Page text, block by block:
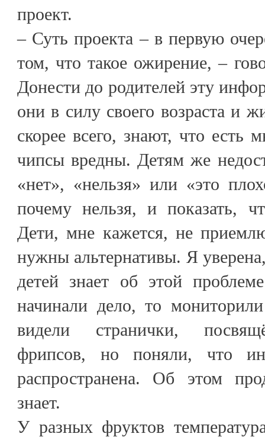
проект.
– Суть проекта – в первую
том, что такое ожирение, –
Донести до родителей эту
они в силу своего возраста и
скорее всего, знают, что есть
чипсы вредны. Детям же
«нет», «нельзя» или «это
почему нельзя, и показать,
Дети, мне кажется, не
нужны альтернативы. Я
детей знает об этой
начинали дело, то
видели странички,
фрипсов, но поняли, что
распространена. Об этом
знает.
У разных фруктов